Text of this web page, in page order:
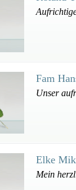
Fam
Unser
Elke
Mein